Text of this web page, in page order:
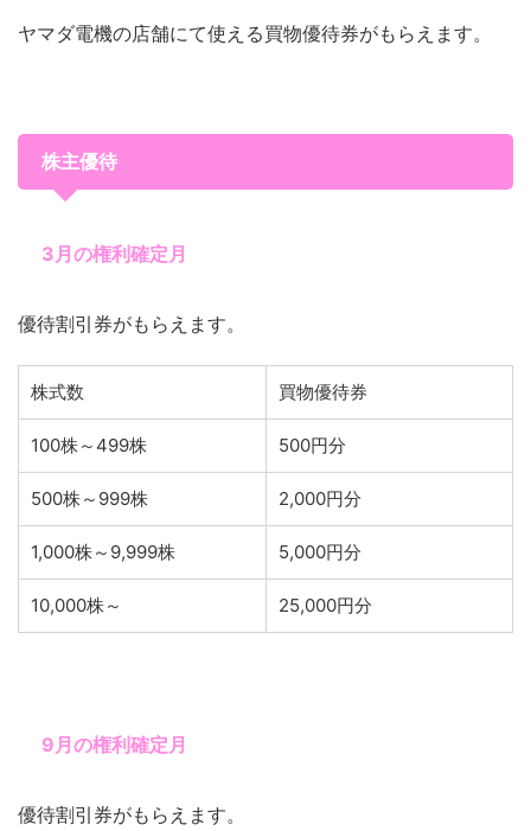
ヤマダ電機の店舗にて使える買物優待券がもらえます。
株主優待
3月の権利確定月
優待割引券がもらえます。
株式数 買物優待券
100株～499株 500円分
500株～999株 2,000円分
1,000株～9,999株 5,000円分
10,000株～ 25,000円分
9月の権利確定月
優待割引券がもらえます。